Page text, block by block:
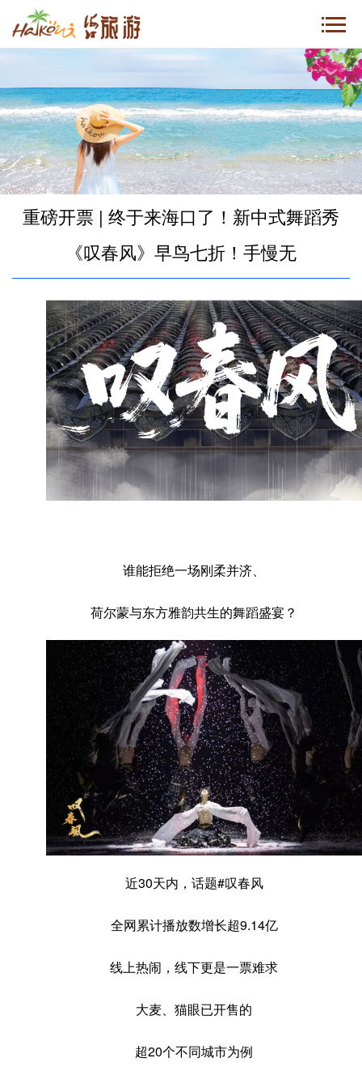
重磅开票 | 终于来海口了！新中式舞蹈秀
《叹春风》早鸟七折！手慢无
谁能拒绝一场刚柔并济、
荷尔蒙与东方雅韵共生的舞蹈盛宴？
近30天内，话题#叹春风
全网累计播放数增长超9.14亿
线上热闹，线下更是一票难求
大麦、猫眼已开售的
超20个不同城市为例